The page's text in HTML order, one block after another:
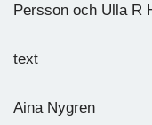
Persson och Ulla R
text
Aina Nygren